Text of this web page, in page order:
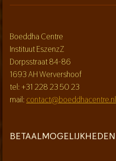
Boeddha Centre
Instituut EszenzZ
Dorpsstraat 84-86
1693 AH Wervershoof
tel: +31 228 23 50 23
mail: contact@boeddhacentre.nl
BETAALMOGELIJKHEDEN